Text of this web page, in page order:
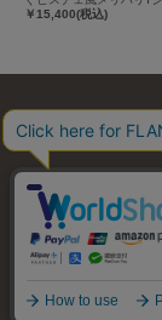
￥15,400(税込)
お問い合わせ
特定商